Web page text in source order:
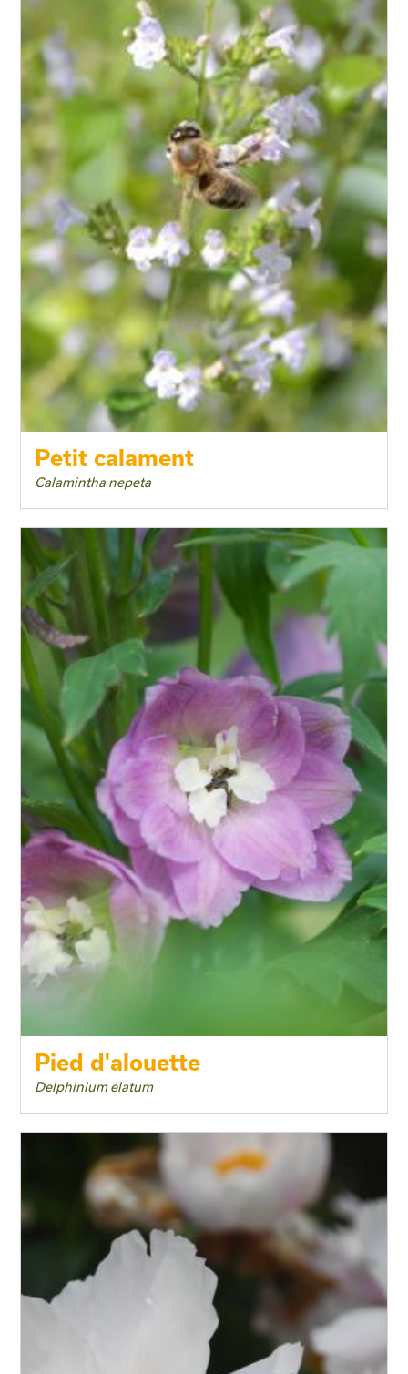
Feuillage
Rusticité
Type de sol
Petit calament
Calamintha nepeta
Taille adulte
Floraison
Exposition
Feuillage
Rusticité
Type de sol
Pied d'alouette
Delphinium elatum
Taille adulte
Floraison
Exposition
Rusticité
Type de sol